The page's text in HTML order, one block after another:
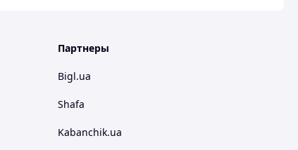
Партнеры
Bigl.ua
Shafa
Kabanchik.ua